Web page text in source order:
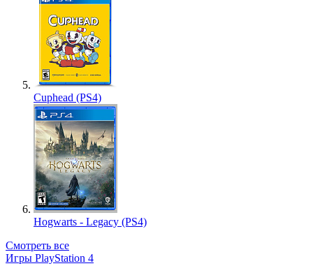
Cuphead (PS4)
Hogwarts - Legacy (PS4)
Смотреть все
Игры PlayStation 4